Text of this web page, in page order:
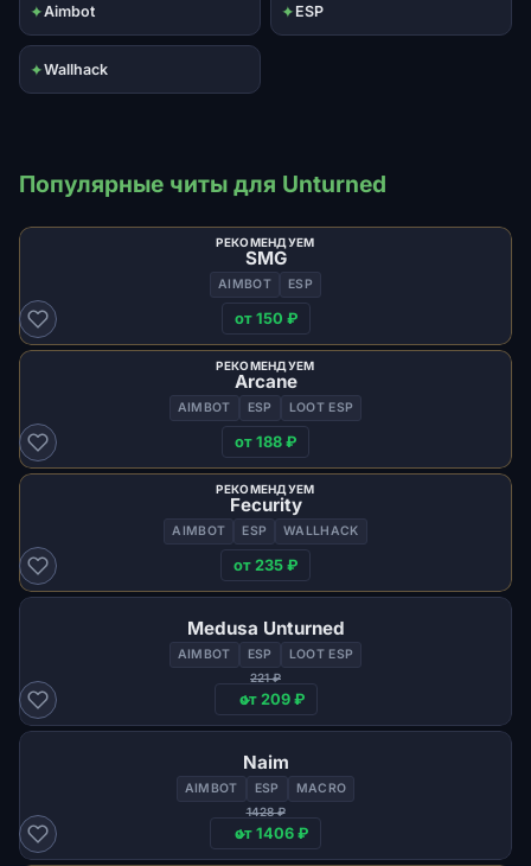
✦Aimbot ✦ ESP
✦Wallhack
Популярные читы для Unturned
РЕКОМЕНДУЕМ
SMG
AIMBOT ESP
от 150 ₽
РЕКОМЕНДУЕМ
Arcane
AIMBOT ESP LOOT ESP
от 188 ₽
РЕКОМЕНДУЕМ
Fecurity
AIMBOT ESP WALLHACK
от 235 ₽
Medusa Unturned
AIMBOT ESP LOOT ESP
221 ₽
от 209 ₽
Naim
AIMBOT ESP MACRO
1428 ₽
от 1406 ₽